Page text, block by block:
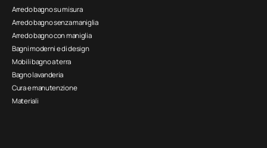
Arredo bagno su misura
Arredo bagno senza maniglia
Arredo bagno con maniglia
Bagni moderni e di design
Mobili bagno a terra
Bagno lavanderia
Cura e manutenzione
Materiali